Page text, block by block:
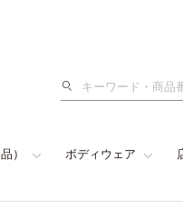
検
） ボディウェア